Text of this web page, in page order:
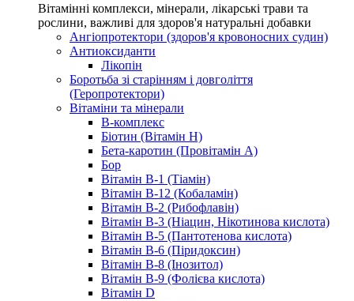
Вітамінні комплекси, мінерали, лікарські трави та
рослини, важливі для здоров'я натуральні добавки
Ангіопротектори (здоров'я кровоносних судин)
Антиоксиданти
Лікопін
Боротьба зі старінням і довголіття
(Геропротектори)
Вітаміни та мінерали
B-комплекс
Біотин (Вітамін H)
Бета-каротин (Провітамін А)
Бор
Вітамін B-1 (Тіамін)
Вітамін B-12 (Кобаламін)
Вітамін B-2 (Рибофлавін)
Вітамін B-3 (Ніацин, Нікотинова кислота)
Вітамін B-5 (Пантотенова кислота)
Вітамін B-6 (Піридоксин)
Вітамін B-8 (Інозитол)
Вітамін B-9 (Фолієва кислота)
Вітамін D